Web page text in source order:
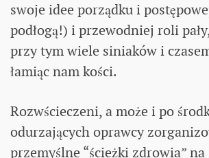
swoje idee porządku i
podłogą!) i przewodniej roli
przy tym wiele siniaków i
łamiąc nam kości.
Rozwścieczeni, a może i po
odurzających oprawcy
przemyślne “ścieżki zdrowia”